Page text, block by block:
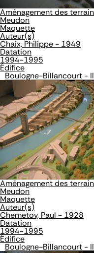
Aménagement des
Meudon
Maquette
Auteur(s)
Chaix, Philippe - 1949
Datation
1994-1995
Édifice
Boulogne-Billancourt -
Aménagement des
Meudon
Maquette
Auteur(s)
Chemetov, Paul - 1928
Datation
1994-1995
Édifice
Boulogne-Billancourt -